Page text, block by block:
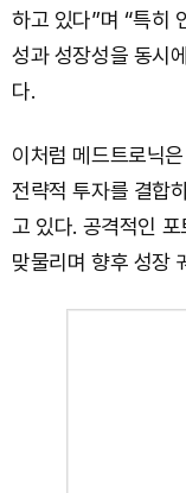
하고 있다”며 “특히
성과 성장성을 동시
다.
이처럼 메드트로닉
전략적 투자를 결합
고 있다. 공격적인
맞물리며 향후 성장